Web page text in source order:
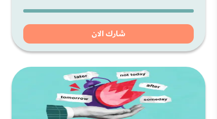
شارك الان